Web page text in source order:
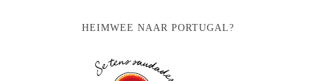
HEIMWEE NAAR PORTUGAL?